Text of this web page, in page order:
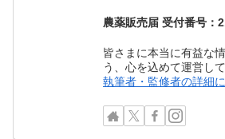
農薬販売届 受付番号：
皆さまに本当に有益な
う、心を込めて運営して
執筆者・監修者の詳細